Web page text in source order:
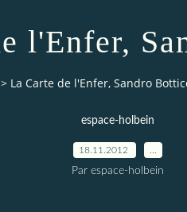
l'Enfer,
> La Carte de l'Enfer, Sandro
espace-holbein
18.11.2012
Par espace-holbein